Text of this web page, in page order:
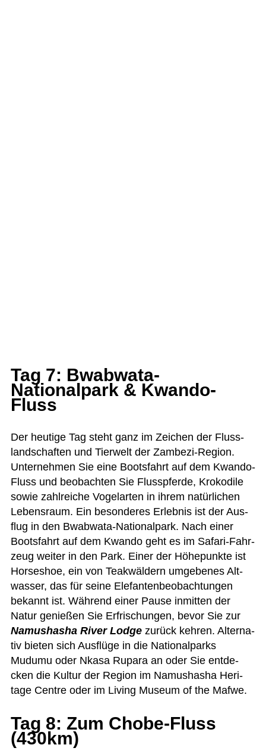
Tag 7: Bwabwata-
Nationalpark & Kwando-
Fluss
Der heu­tige Tag steht ganz im Zei­chen der Fluss­
land­schaf­ten und Tier­welt der Zam­bezi-Region.
Unter­neh­men Sie eine Boots­fahrt auf dem Kwando-
Fluss und beob­ach­ten Sie Fluss­pferde, Kro­ko­dile
sowie zahl­rei­che Vogel­ar­ten in ihrem natür­li­chen
Lebens­raum. Ein beson­de­res Erleb­nis ist der Aus­
flug in den Bwab­wata-Natio­nal­park. Nach einer
Boots­fahrt auf dem Kwando geht es im Safari-Fahr­
zeug wei­ter in den Park. Einer der Höhe­punkte ist
Hor­se­shoe, ein von Teak­wäl­dern umge­be­nes Alt­
was­ser, das für seine Ele­fan­ten­be­ob­ach­tun­gen
bekannt ist. Wäh­rend einer Pause inmit­ten der
Natur genie­ßen Sie Erfri­schun­gen, bevor Sie zur
Namus­ha­sha River Lodge zurück keh­ren. Alter­na­
tiv bie­ten sich Aus­flüge in die Natio­nal­parks
Mudumu oder Nkasa Rup­ara an oder Sie ent­de­
cken die Kul­tur der Region im Namus­ha­sha Heri­
tage Centre oder im Living Museum of the Mafwe.
Tag 8: Zum Chobe-Fluss
(430km)